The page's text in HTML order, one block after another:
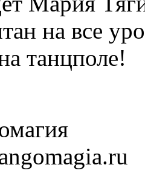
на все
танцполе!